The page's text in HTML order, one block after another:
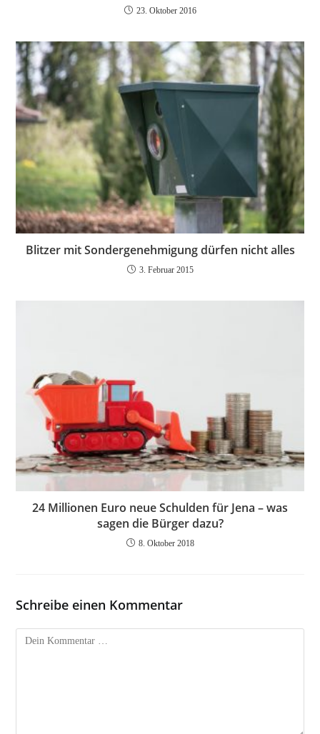
23. Oktober 2016
Blitzer mit Sondergenehmigung dürfen nicht alles
3. Februar 2015
24 Millionen Euro neue Schulden für Jena – was
sagen die Bürger dazu?
8. Oktober 2018
Schreibe einen Kommentar
Kommentar